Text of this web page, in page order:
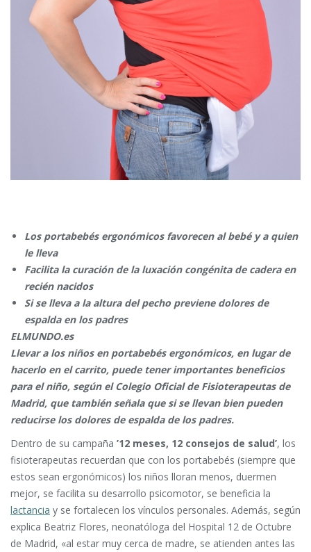
Los portabebés ergonómicos favorecen al bebé y a quien
le lleva
Facilita la curación de la luxación congénita de cadera en
recién nacidos
Si se lleva a la altura del pecho previene dolores de
espalda en los padres
ELMUNDO.es
Llevar a los niños en portabebés ergonómicos, en lugar de
hacerlo en el carrito, puede tener importantes beneficios
para el niño, según el Colegio Oficial de Fisioterapeutas de
Madrid, que también señala que si se llevan bien pueden
reducirse los dolores de espalda de los padres.
Dentro de su campaña ’12 meses, 12 consejos de salud’, los
fisioterapeutas recuerdan que con los portabebés (siempre que
estos sean ergonómicos) los niños lloran menos, duermen
mejor, se facilita su desarrollo psicomotor, se beneficia la
lactancia y se fortalecen los vínculos personales. Además, según
explica Beatriz Flores, neonatóloga del Hospital 12 de Octubre
de Madrid, «al estar muy cerca de madre, se atienden antes las